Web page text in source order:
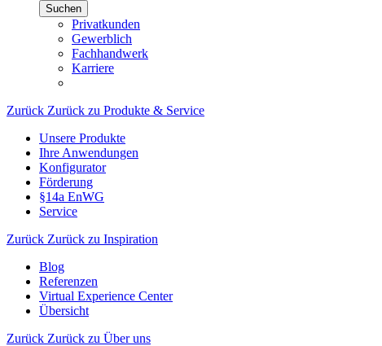
Suchen
Privatkunden
Gewerblich
Fachhandwerk
Karriere
Zurück Zurück zu Produkte & Service
Unsere Produkte
Ihre Anwendungen
Konfigurator
Förderung
§14a EnWG
Service
Zurück Zurück zu Inspiration
Blog
Referenzen
Virtual Experience Center
Übersicht
Zurück Zurück zu Über uns